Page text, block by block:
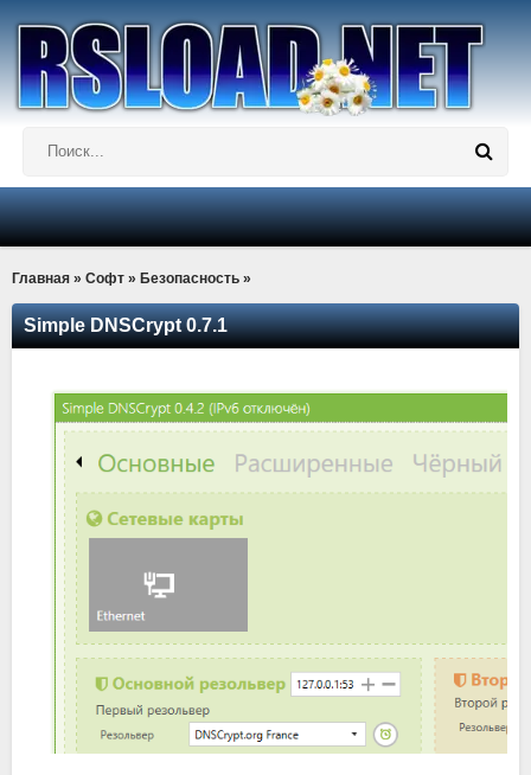
Главная » Софт » Безопасность »
Simple DNSCrypt 0.7.1